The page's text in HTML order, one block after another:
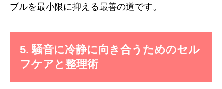
ブルを最小限に抑える最善の道です。
5. 騒音に冷静に向き合うためのセル
フケアと整理術